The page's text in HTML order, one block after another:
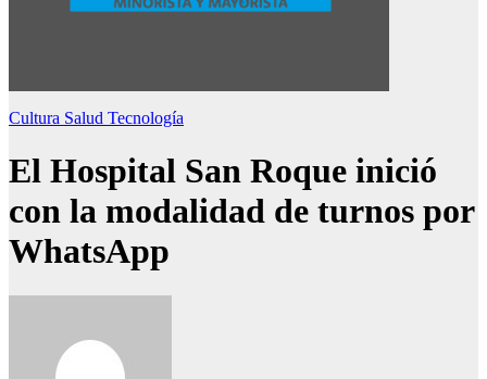
Cultura Salud Tecnología
El Hospital San Roque inició
con la modalidad de turnos por
WhatsApp